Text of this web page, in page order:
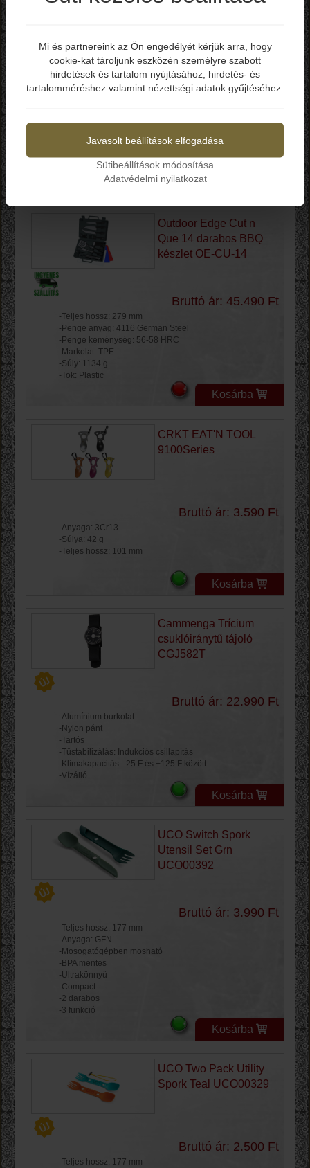
SHOGTFO
-Anyaga: Paracord / Hv30 1750
-Made in United Kingdom
Outdoor Edge Cut n
Que 14 darabos BBQ
készlet OE-CU-14
Bruttó ár: 45.490 Ft
-Teljes hossz: 279 mm
-Penge anyag: 4116 German Steel
-Penge keménység: 56-58 HRC
-Markolat: TPE
-Súly: 1134 g
-Tok: Plastic
Kosárba
CRKT EAT'N TOOL
9100Series
Bruttó ár: 3.590 Ft
-Anyaga: 3Cr13
-Súlya: 42 g
-Teljes hossz: 101 mm
Kosárba
Cammenga Trícium
csuklóiránytű tájoló
CGJ582T
Bruttó ár: 22.990 Ft
-Alumínium burkolat
-Nylon pánt
-Tartós
-Tűstabilizálás: Indukciós csillapítás
-Klímakapacitás: -25 F és +125 F között
-Vízálló
Kosárba
UCO Switch Spork
Utensil Set Grn
UCO00392
Bruttó ár: 3.990 Ft
-Teljes hossz: 177 mm
-Anyaga: GFN
-Mosogatógépben mosható
-BPA mentes
-Ultrakönnyű
-Compact
-2 darabos
-3 funkció
Kosárba
UCO Two Pack Utility
Spork Teal UCO00329
Bruttó ár: 2.500 Ft
-Teljes hossz: 177 mm
Elmúltál már 18 éves?
Mi és partnereink az Ön engedélyét kérjük arra, hogy
cookie-kat tároljunk eszközén személyre szabott
hirdetések és tartalom nyújtásához, hirdetés- és
tartalomméréshez valamint nézettségi adatok gyűjtéséhez.
Javasolt beállítások elfogadása
Sütibeállítások módosítása
Adatvédelmi nyilatkozat